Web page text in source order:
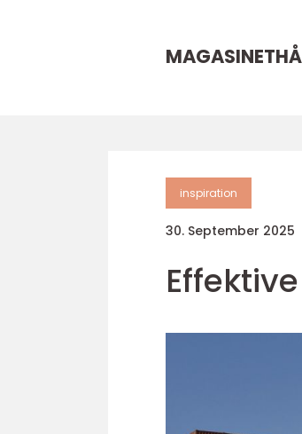
inspiration
30. September 2025